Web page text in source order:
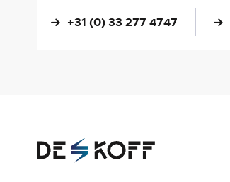
+31 (0) 33 277 4747